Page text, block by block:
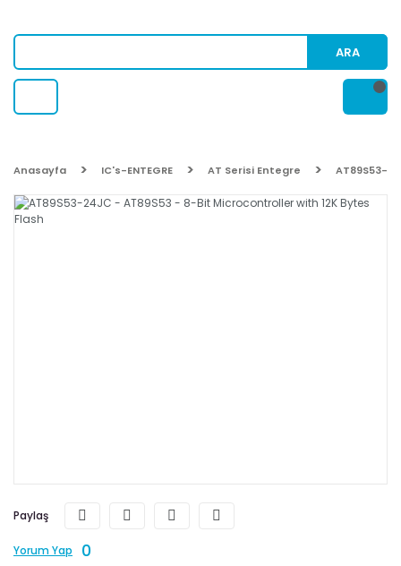
ARA
Anasayfa IC's-ENTEGRE AT Serisi Entegre AT89S53-
Paylaş
Yorum Yap 0